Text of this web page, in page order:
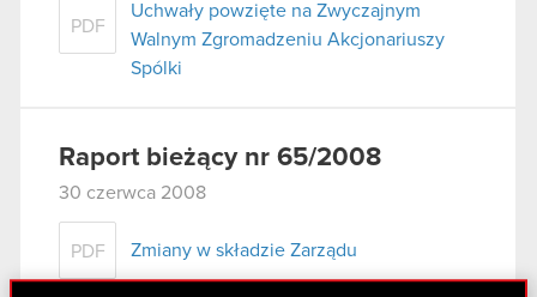
PDF
Uchwały powzięte na Zwyczajnym
Walnym Zgromadzeniu Akcjonariuszy
Spólki
Raport bieżący nr 65/2008
30 czerwca 2008
PDF Zmiany w składzie Zarządu